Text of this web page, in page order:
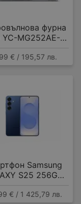
фурна
YC-MG252AE-W
W
€ / 195,57 лв.
Samsung
S25 256GB
GB, 256 GB
€ / 1 425,79 лв.